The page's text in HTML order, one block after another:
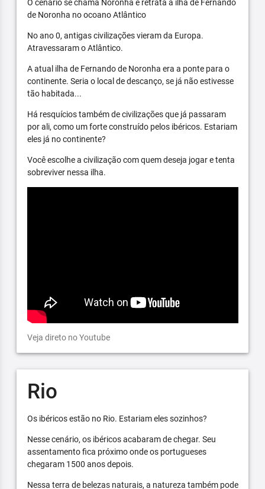
O cenário se chama Noronha e retrata a ilha de Fernando
de Noronha no ocoano Atlântico
No ano 0, antigas civilizações vieram da Europa.
Atravessaram o Atlântico.
A atual ilha de Fernando de Noronha era a ponte para o
continente. Seria o local de descanço, se já não estivesse
tão habitada...
Há resquícios também de civilizações que já passaram
por ali, como um forte construído pelos ibéricos. Estariam
eles já no continente?
Você escolhe a civilização com quem deseja jogar e tenta
sobreviver nessa ilha.
Veja direto no Youtube
Rio
Os ibéricos estão no Rio. Estariam eles sozinhos?
Nesse cenário, os ibéricos acabaram de chegar. Seu
assentamento fica próximo onde os portugueses
chegaram 1500 anos depois.
Nessa terra de belezas naturais, a natureza também pode